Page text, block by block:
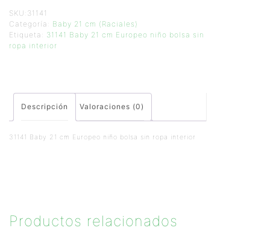
SKU: 31141
Categoría: Baby 21 cm (Raciales)
Etiqueta: 31141 Baby 21 cm Europeo niño bolsa sin
ropa interior
Descripción Valoraciones (0)
31141 Baby 21 cm Europeo niño bolsa sin ropa interior
Productos relacionados